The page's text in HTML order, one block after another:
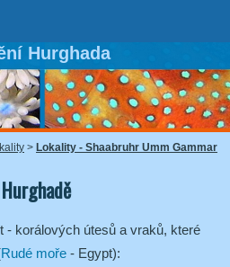
Hurghada
> Lokality - Shaabruhr Umm Gammar
- korálových útesů a vraků, které
Rudé moře - Egypt):